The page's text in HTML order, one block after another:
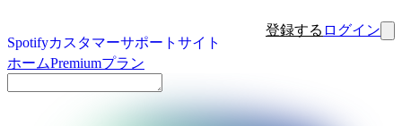
Spotifyカスタマーサポートサイト
登録する ログイン
ホームPremiumプラン